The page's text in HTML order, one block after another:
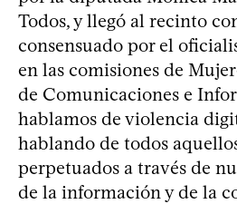
Todos, y llegó al recinto
consensuado por el
en las comisiones de
de Comunicaciones e
hablamos de violencia
hablando de todos
perpetuados a través de
de la información y de la